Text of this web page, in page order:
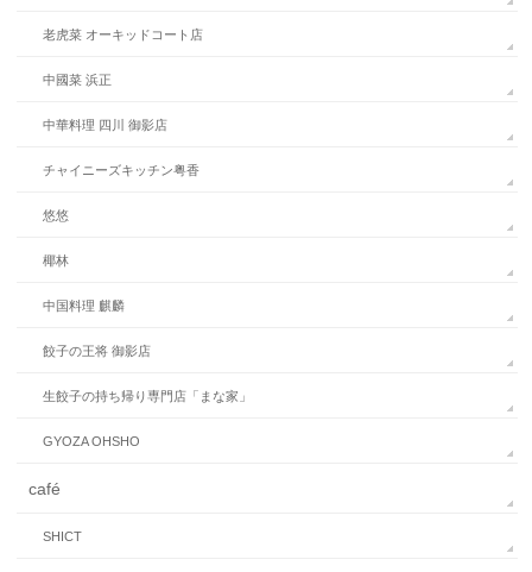
老虎菜 オーキッドコート店
中國菜 浜正
中華料理 四川 御影店
チャイニーズキッチン粤香
悠悠
椰林
中国料理 麒麟
餃子の王将 御影店
生餃子の持ち帰り専門店「まな家」
GYOZA OHSHO
café
SHICT